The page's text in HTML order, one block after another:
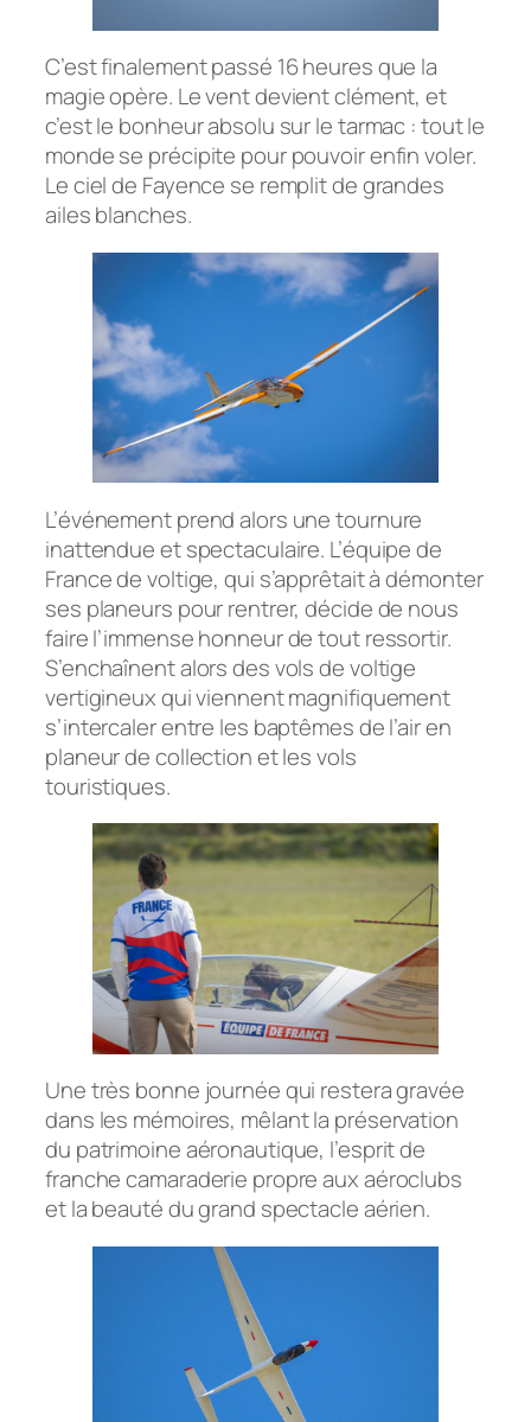
C’est finalement passé 16 heures que la
magie opère. Le vent devient clément, et
c’est le bonheur absolu sur le tarmac : tout le
monde se précipite pour pouvoir enfin voler.
Le ciel de Fayence se remplit de grandes
ailes blanches.
L’événement prend alors une tournure
inattendue et spectaculaire. L’équipe de
France de voltige, qui s’apprêtait à démonter
ses planeurs pour rentrer, décide de nous
faire l’immense honneur de tout ressortir.
S’enchaînent alors des vols de voltige
vertigineux qui viennent magnifiquement
s’intercaler entre les baptêmes de l’air en
planeur de collection et les vols
touristiques.
Une très bonne journée qui restera gravée
dans les mémoires, mêlant la préservation
du patrimoine aéronautique, l’esprit de
franche camaraderie propre aux aéroclubs
et la beauté du grand spectacle aérien.